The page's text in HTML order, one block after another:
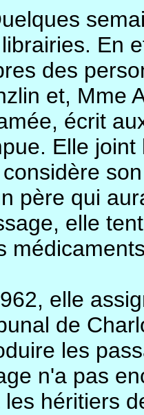
En
des
et, Mme
écrit
Elle
père qui
elle
elle
de
les
n'a pas
héritiers